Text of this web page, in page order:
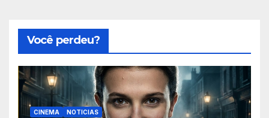
Você perdeu?
CINEMA NOTICIAS